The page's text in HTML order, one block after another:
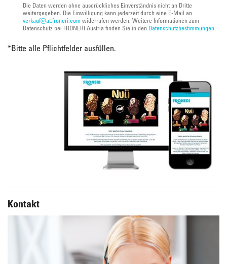
Die Daten werden ohne ausdrückliches Einverständnis nicht an Dritte
weitergegeben. Die Einwilligung kann jederzeit durch eine E-Mail an
verkauf@at.froneri.com widerrufen werden. Weitere Informationen zum
Datenschutz bei FRONERI Austria finden Sie in den Datenschutzbestimmungen.
*Bitte alle Pflichtfelder ausfüllen.
Kontakt